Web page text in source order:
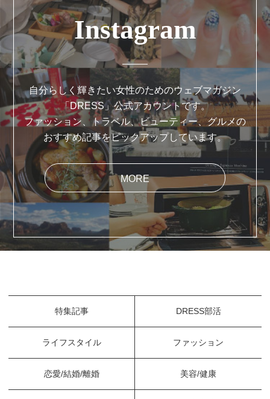
Instagram
自分らしく輝きたい女性のためのウェブマガジン
「DRESS」公式アカウントです。
ファッション、トラベル、ビューティー、グルメの
おすすめ記事をピックアップしています。
MORE
特集記事 DRESS部活
ライフスタイル ファッション
恋愛/結婚/離婚 美容/健康